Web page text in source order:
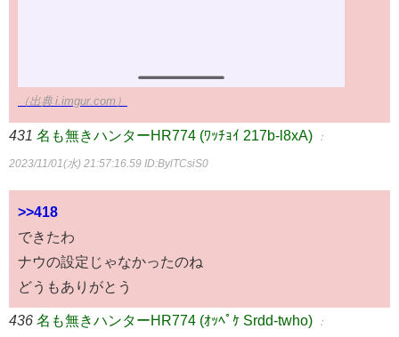
（出典 i.imgur.com）
431 名も無きハンターHR774 (ﾜｯﾁｮｲ 217b-l8xA) ：
2023/11/01(水) 21:57:16.59 ID:BylTCsiS0
>>418
できたわ
ナウの設定じゃなかったのね
どうもありがとう
436 名も無きハンターHR774 (ｵｯﾍﾟｹ Srdd-twho) ：